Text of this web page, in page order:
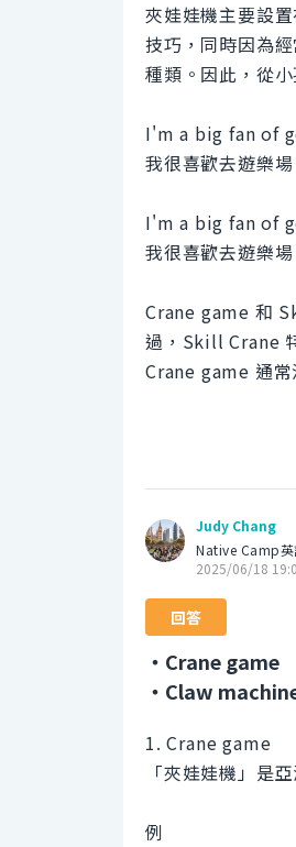
夾娃娃機主要設
技巧，同時因為
種類。因此，從
I'm a big fan of
我很喜歡去遊樂
I'm a big fan of
我很喜歡去遊樂
Crane game 和
過，Skill Crane
Crane game 通
Judy Chang
Native Camp英
2025/06/18
回答
・Crane game
・Claw
1. Crane game
「夾娃娃機」是
例